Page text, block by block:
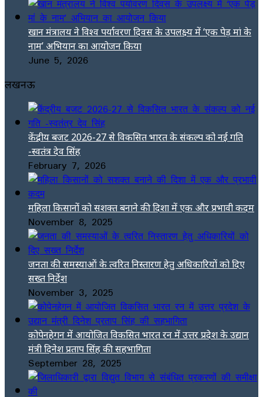
खान मंत्रालय ने विश्व पर्यावरण दिवस के उपलक्ष्य में ‘एक पेड़ मां के
नाम’ अभियान का आयोजन किया
June 5, 2026
लखनऊ
केंद्रीय बजट 2026-27 से विकसित भारत के संकल्प को नई गति
-स्वतंत्र देव सिंह
February 7, 2026
महिला किसानों को सशक्त बनाने की दिशा में एक और प्रभावी कदम
November 8, 2025
जनता की समस्याओं के त्वरित निस्तारण हेतु अधिकारियों को दिए
सख्त निर्देश
November 3, 2025
कोपेनहेगन में आयोजित विकसित भारत रन में उत्तर प्रदेश के उद्यान
मंत्री दिनेश प्रताप सिंह की सहभागिता
September 28, 2025